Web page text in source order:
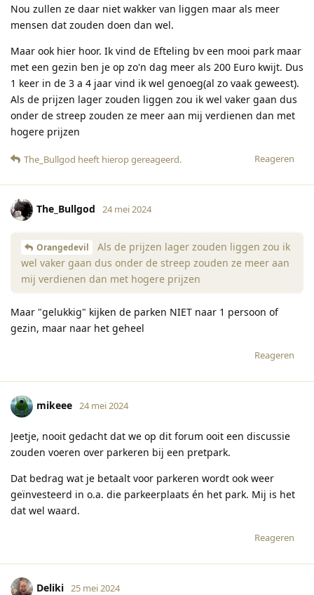
Nou zullen ze daar niet wakker van liggen maar als meer
mensen dat zouden doen dan wel.
Maar ook hier hoor. Ik vind de Efteling bv een mooi park maar
met een gezin ben je op zo'n dag meer als 200 Euro kwijt. Dus
1 keer in de 3 a 4 jaar vind ik wel genoeg(al zo vaak geweest).
Als de prijzen lager zouden liggen zou ik wel vaker gaan dus
onder de streep zouden ze meer aan mij verdienen dan met
hogere prijzen
Reageren
The_Bullgod heeft hierop gereageerd.
The_Bullgod 24 mei 2024
Orangedevil
Als de prijzen lager zouden liggen zou ik
wel vaker gaan dus onder de streep zouden ze meer aan
mij verdienen dan met hogere prijzen
Maar "gelukkig" kijken de parken NIET naar 1 persoon of
gezin, maar naar het geheel
Reageren
mikeee 24 mei 2024
Jeetje, nooit gedacht dat we op dit forum ooit een discussie
zouden voeren over parkeren bij een pretpark.
Dat bedrag wat je betaalt voor parkeren wordt ook weer
geïnvesteerd in o.a. die parkeerplaats én het park. Mij is het
dat wel waard.
Reageren
Deliki 25 mei 2024